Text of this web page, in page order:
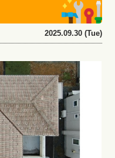
2025.09.30 (Tue)